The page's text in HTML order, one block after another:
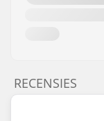
RECENSIES